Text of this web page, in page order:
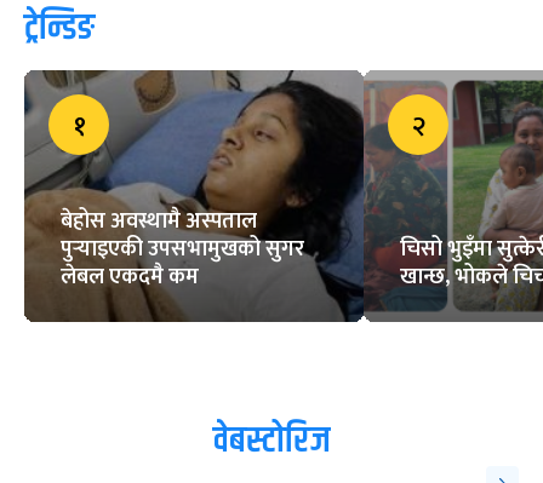
ट्रेन्डिङ
१
बेहोस अवस्थामै अस्पताल
पुर्‍याइएकी उपसभामुखको सुगर
लेबल एकदमै कम
२
चिसो भुइँमा
खान्छ, भोकले
वेबस्टोरिज